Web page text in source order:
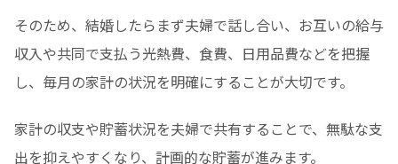
そのため、結婚したらまず夫婦で話し合い、お互いの給与
収入や共同で支払う光熱費、食費、日用品費などを把握
し、毎月の家計の状況を明確にすることが大切です。
家計の収支や貯蓄状況を夫婦で共有することで、無駄な支
出を抑えやすくなり、計画的な貯蓄が進みます。